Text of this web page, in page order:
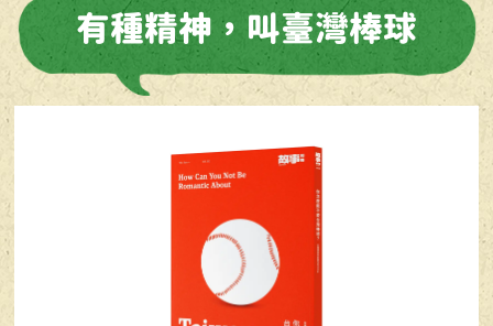
有種精神，叫臺灣棒球